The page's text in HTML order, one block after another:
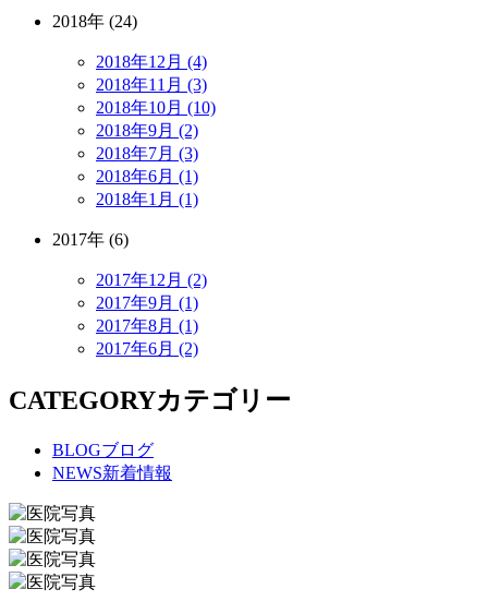
2018年 (24)
2018年12月 (4)
2018年11月 (3)
2018年10月 (10)
2018年9月 (2)
2018年7月 (3)
2018年6月 (1)
2018年1月 (1)
2017年 (6)
2017年12月 (2)
2017年9月 (1)
2017年8月 (1)
2017年6月 (2)
CATEGORYカテゴリー
BLOGブログ
NEWS新着情報